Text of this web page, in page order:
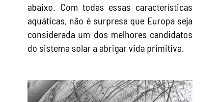
abaixo. Com todas essas características
aquáticas, não é surpresa que Europa seja
considerada um dos melhores candidatos
do sistema solar a abrigar vida primitiva.